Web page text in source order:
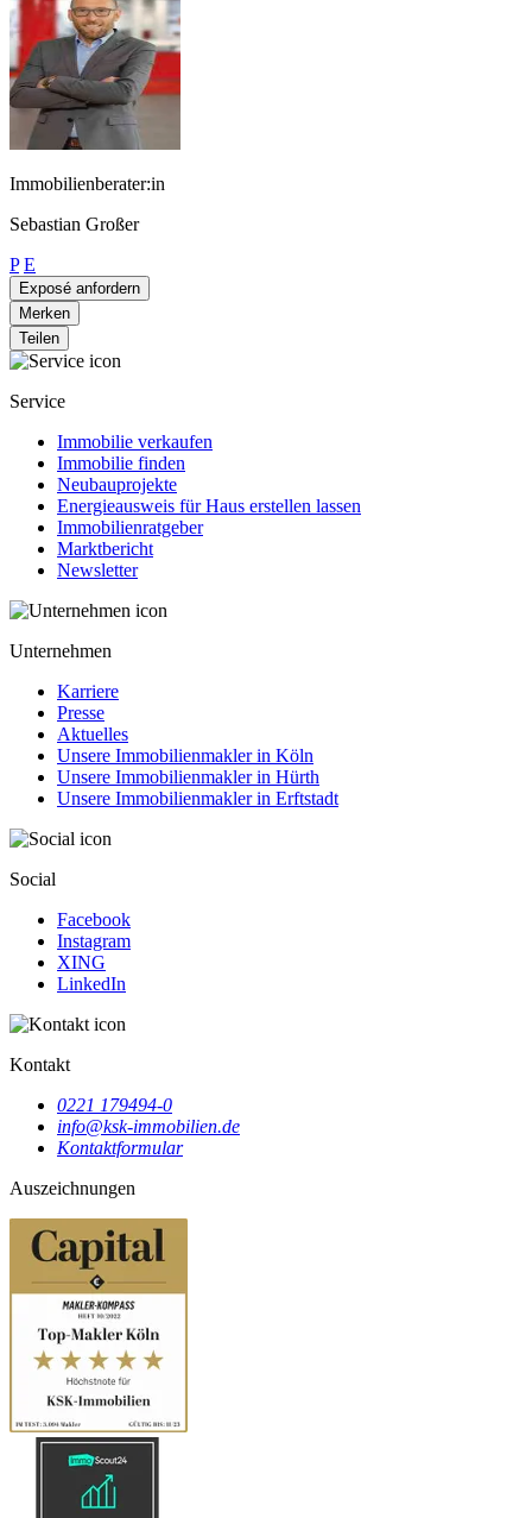
Immobilienberater:in
Sebastian Großer
P E
Exposé anfordern
Merken
Teilen
Service
Immobilie verkaufen
Immobilie finden
Neubauprojekte
Energieausweis für Haus erstellen lassen
Immobilienratgeber
Marktbericht
Newsletter
Unternehmen
Karriere
Presse
Aktuelles
Unsere Immobilienmakler in Köln
Unsere Immobilienmakler in Hürth
Unsere Immobilienmakler in Erftstadt
Social
Facebook
Instagram
XING
LinkedIn
Kontakt
0221 179494-0
info@ksk-immobilien.de
Kontaktformular
Auszeichnungen